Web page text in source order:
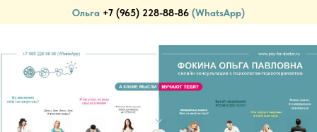
Ольга +7 (965) 228-88-86 (WhatsApp)